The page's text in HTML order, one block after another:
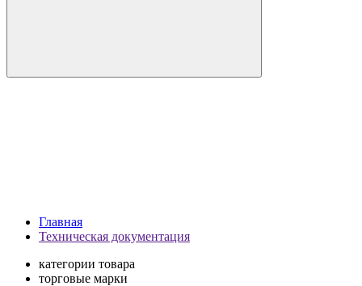
Главная
Техническая документация
категории товара
торговые марки